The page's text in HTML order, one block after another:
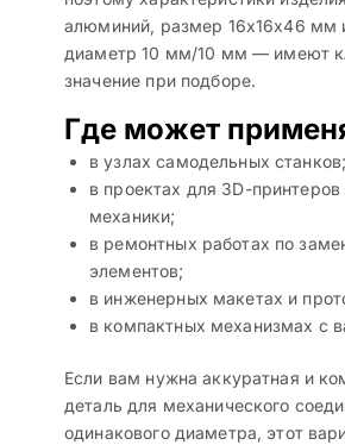
алюминий, размер 16x16x46 мм
диаметр 10 мм/10 мм — имеют
значение при подборе.
Где может
в узлах самодельных станков;
в проектах для 3D-принтеров
механики;
в ремонтных работах по
элементов;
в инженерных макетах и
в компактных механизмах с
Если вам нужна аккуратная и
деталь для механического
одинакового диаметра, этот